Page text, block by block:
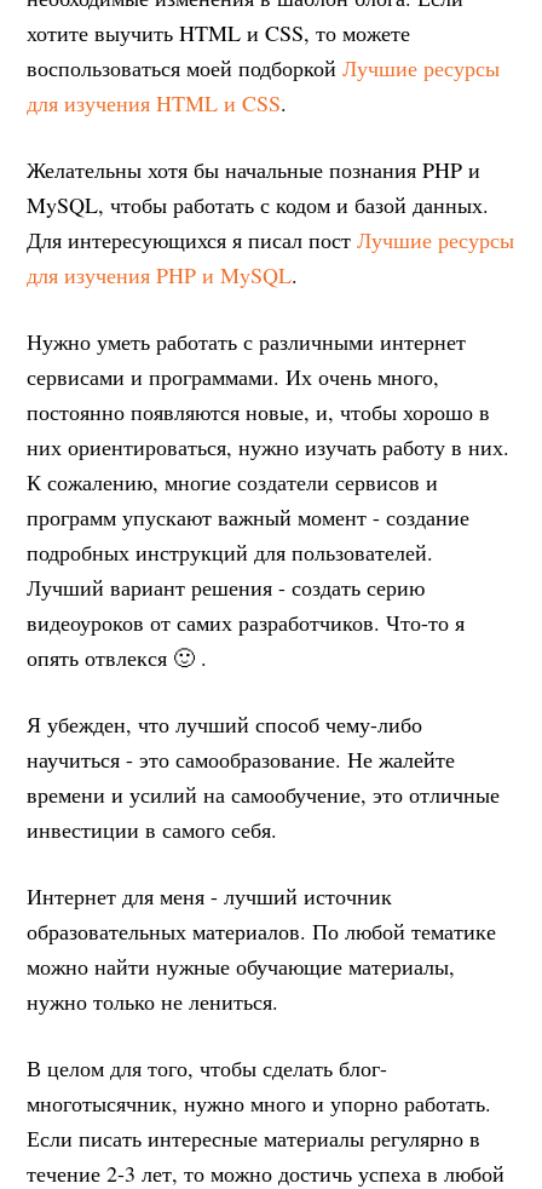
хотите выучить HTML и CSS, то можете
воспользоваться моей подборкойЛучшие ресурсы
для изучения HTML и CSS.
Желательны хотя бы начальные познания PHP и
MySQL, чтобы работать с кодом и базой данных.
Для интересующихся я писал постЛучшие ресурсы
для изучения PHP и MySQL.
Нужно уметь работать с различными интернет
сервисами и программами. Их очень много,
постоянно появляются новые, и, чтобы хорошо в
них ориентироваться, нужно изучать работу в них.
К сожалению, многие создатели сервисов и
программ упускают важный момент - создание
подробных инструкций для пользователей.
Лучший вариант решения - создать серию
видеоуроков от самих разработчиков. Что-то я
опять отвлекся 🙂 .
Я убежден, что лучший способ чему-либо
научиться - это самообразование. Не жалейте
времени и усилий на самообучение, это отличные
инвестиции в самого себя.
Интернет для меня - лучший источник
образовательных материалов. По любой тематике
можно найти нужные обучающие материалы,
нужно только не лениться.
В целом для того, чтобы сделать блог-
многотысячник, нужно много и упорно работать.
Если писать интересные материалы регулярно в
течение 2-3 лет, то можно достичь успеха в любой